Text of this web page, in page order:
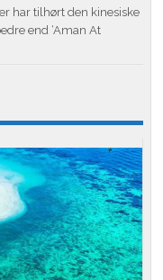
har tilhørt den kinesiske
end ‘Aman At